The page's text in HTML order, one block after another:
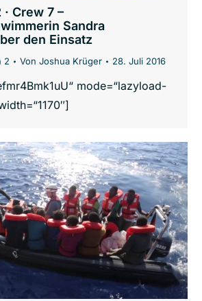
Crew 7 –
Sandra
den Einsatz
2 Von Joshua Krüger 28. Juli 2016
mode=“lazyload-